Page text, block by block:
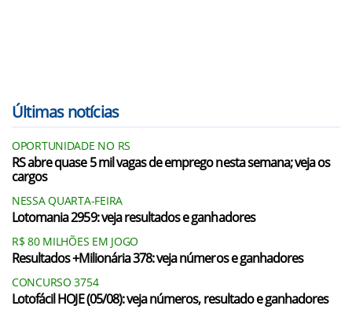
Últimas notícias
OPORTUNIDADE NO RS
RS abre quase 5 mil vagas de emprego nesta semana; veja os
cargos
NESSA QUARTA-FEIRA
Lotomania 2959: veja resultados e ganhadores
R$ 80 MILHÕES EM JOGO
Resultados +Milionária 378: veja números e ganhadores
CONCURSO 3754
Lotofácil HOJE (05/08): veja números, resultado e ganhadores